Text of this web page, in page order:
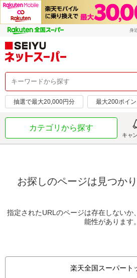
身
抽選で最大20,000円分 最大200ポイン
カテゴリから探す
キャ
お探しのページは見つか
指定されたURLのページは存在しないか
能性があります。
楽天全国スーパート